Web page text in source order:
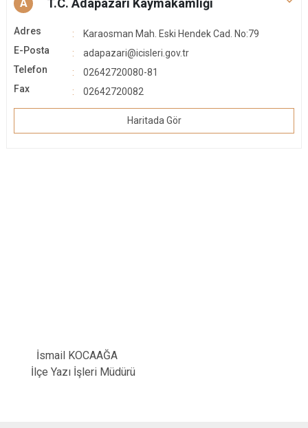
A T.C. Adapazarı Kaymakamlığı
Adres
Karaosman Mah. Eski Hendek Cad. No:79
E-Posta
adapazari@icisleri.gov.tr
Telefon
02642720080-81
Fax
02642720082
Haritada Gör
İsmail KOCAAĞA
İlçe Yazı İşleri Müdürü